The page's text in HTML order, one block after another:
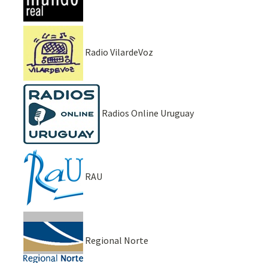
Radio VilardeVoz
Radios Online Uruguay
RAU
Regional Norte